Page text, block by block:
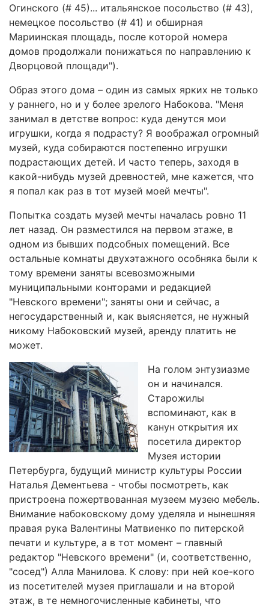
Огинского (# 45)... итальянское посольство (# 43),
немецкое посольство (# 41) и обширная
Мариинская площадь, после которой номера
домов продолжали понижаться по направлению к
Дворцовой площади").
Образ этого дома – один из самых ярких не только
у раннего, но и у более зрелого Набокова. "Меня
занимал в детстве вопрос: куда денутся мои
игрушки, когда я подрасту? Я воображал огромный
музей, куда собираются постепенно игрушки
подрастающих детей. И часто теперь, заходя в
какой-нибудь музей древностей, мне кажется, что
я попал как раз в тот музей моей мечты".
Попытка создать музей мечты началась ровно 11
лет назад. Он разместился на первом этаже, в
одном из бывших подсобных помещений. Все
остальные комнаты двухэтажного особняка были к
тому времени заняты всевозможными
муниципальными конторами и редакцией
"Невского времени"; заняты они и сейчас, а
негосударственный и, как выясняется, не нужный
никому Набоковский музей, аренду платить не
может.
На голом энтузиазме
он и начинался.
Старожилы
вспоминают, как в
канун открытия их
посетила директор
Музея истории
Петербурга, будущий министр культуры России
Наталья Дементьева - чтобы посмотреть, как
пристроена пожертвованная музеем музею мебель.
Внимание набоковскому дому уделяла и нынешняя
правая рука Валентины Матвиенко по питерской
печати и культуре, а в тот момент – главный
редактор "Невского времени" (и, соответственно,
"сосед") Алла Манилова. К слову: при ней кое-кого
из посетителей музея приглашали и на второй
этаж, в те немногочисленные кабинеты, что